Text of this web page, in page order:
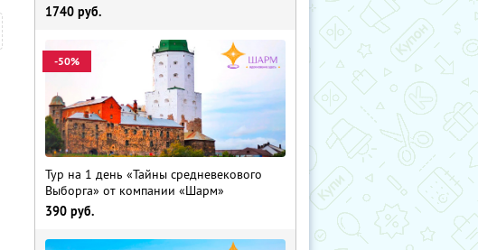
1740 руб.
-50%
Тур на 1 день «Тайны средневекового
Выборга» от компании «Шарм»
390 руб.